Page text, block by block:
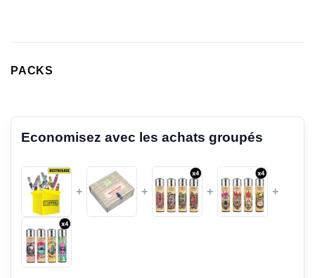
PACKS
Economisez avec les achats groupés
+ + + +